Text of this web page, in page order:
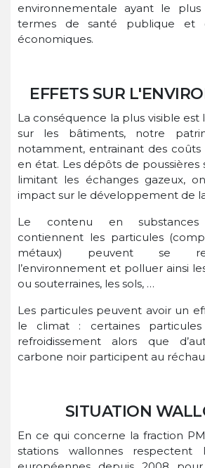
environnementale ayant le
termes de santé publique et
économiques.
EFFETS SUR
La conséquence la plus visible est
sur les bâtiments, notre
notamment, entrainant des
en état. Les dépôts de poussières
limitant les échanges gazeux,
impact sur le développement de
Le contenu en
contiennent les particules
métaux) peuvent se
l’environnement et polluer ainsi
ou souterraines, les sols, …
Les particules peuvent avoir un
le climat : certaines
refroidissement alors que
carbone noir participent au
SITUATION
En ce qui concerne la fraction PM
stations wallonnes respectent